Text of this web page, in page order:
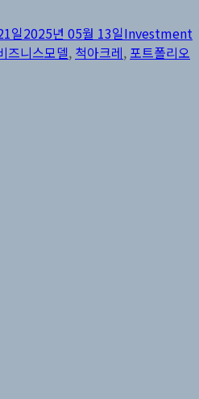
일2025년 05월 13일테
고
리
Investment
즈니스모델, 척아크레, 포트폴리오